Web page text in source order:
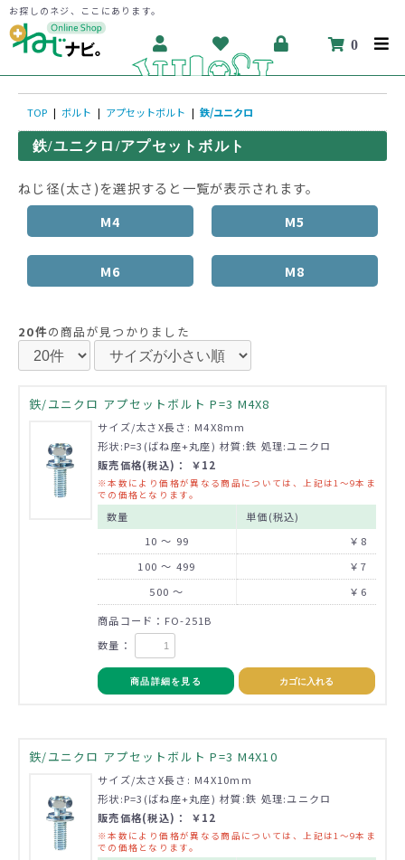
お探しのネジ、ここにあります。
0
TOP | ボルト | アプセットボルト | 鉄/ユニクロ
鉄/ユニクロ/アプセットボルト
ねじ径(太さ)を選択すると一覧が表示されます。
M4
M5
M6 M8
20件の商品が見つかりました
鉄/ユニクロ アプセットボルト P=3 M4X8
サイズ/太さX長さ: M4X8mm
形状:P=3(ばね座+丸座) 材質:鉄 処理:ユニクロ
販売価格(税込)： ￥12
※本数により価格が異なる商品については、上記は1～9本ま
での価格となります。
数量
単価(税込)
10 ～ 99
￥8
100 ～ 499
￥7
500 ～
￥6
商品コード：FO-251B
数量：
商品詳細を見る カゴに入れる
鉄/ユニクロ アプセットボルト P=3 M4X10
サイズ/太さX長さ: M4X10mm
形状:P=3(ばね座+丸座) 材質:鉄 処理:ユニクロ
販売価格(税込)： ￥12
※本数により価格が異なる商品については、上記は1～9本ま
での価格となります。